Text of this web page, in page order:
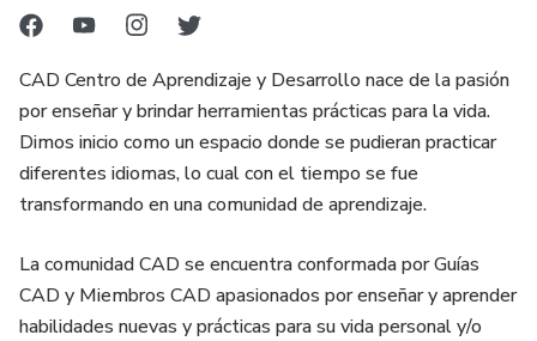
CAD Centro de Aprendizaje y Desarrollo nace de la pasión
por enseñar y brindar herramientas prácticas para la vida.
Dimos inicio como un espacio donde se pudieran practicar
diferentes idiomas, lo cual con el tiempo se fue
transformando en una comunidad de aprendizaje.
La comunidad CAD se encuentra conformada por Guías
CAD y Miembros CAD apasionados por enseñar y aprender
habilidades nuevas y prácticas para su vida personal y/o